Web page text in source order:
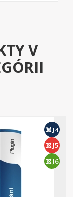
V
J4
J5
J6